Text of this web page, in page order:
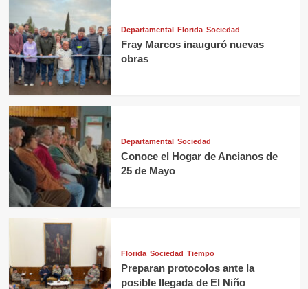
Departamental Florida Sociedad
Fray Marcos inauguró nuevas
obras
Departamental Sociedad
Conoce el Hogar de Ancianos de
25 de Mayo
Florida Sociedad Tiempo
Preparan protocolos ante la
posible llegada de El Niño